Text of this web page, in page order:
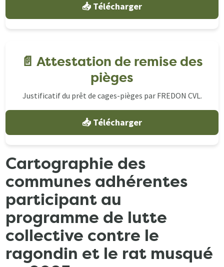
📥 Télécharger
📄 Attestation de remise des
pièges
Justificatif du prêt de cages-pièges par FREDON CVL.
📥 Télécharger
Cartographie des
communes adhérentes
participant au
programme de lutte
collective contre le
ragondin et le rat musqué